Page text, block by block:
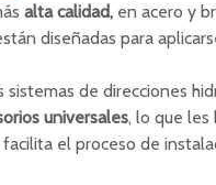
alta calidad, en acero y
diseñadas para
de direcciones
universales, lo que les
el proceso de